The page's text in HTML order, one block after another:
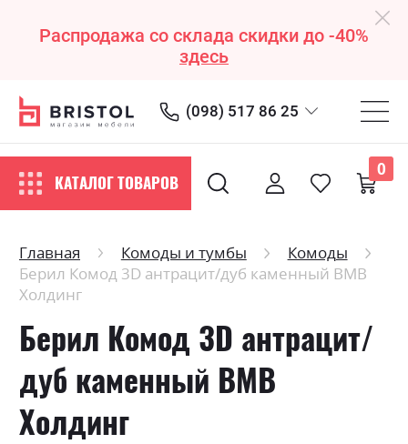
Распродажа со склада скидки до -40%
здесь
(098) 517 86 25
КАТАЛОГ ТОВАРОВ
0
Главная Комоды и тумбы
Комоды
Берил Комод 3D антрацит/дуб каменный ВМВ
Холдинг
Берил Комод 3D антрацит/
дуб каменный ВМВ
Холдинг